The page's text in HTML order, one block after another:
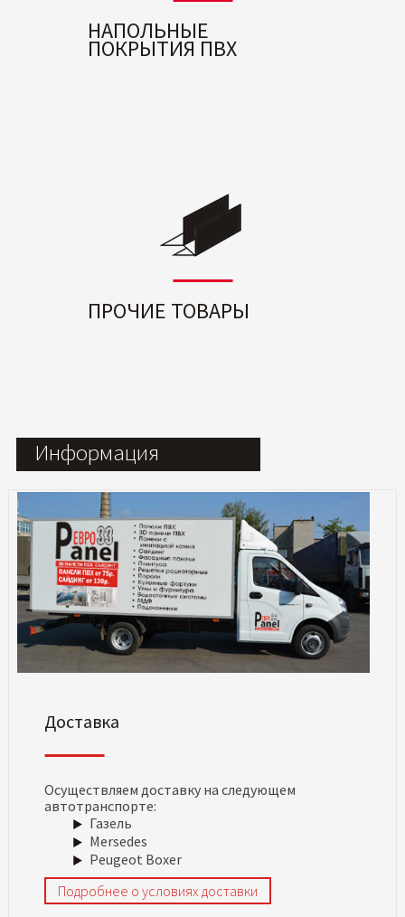
НАПОЛЬНЫЕ
ПОКРЫТИЯ ПВХ
ПРОЧИЕ ТОВАРЫ
Информация
Доставка
Осуществляем доставку на следующем
автотранспорте:
Газель
Mersedes
Peugeot Boxer
Подробнее о условиях доставки